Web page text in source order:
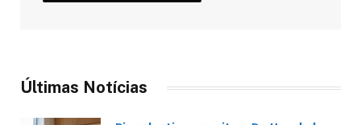
Últimas Notícias